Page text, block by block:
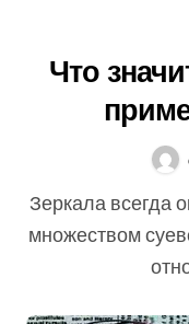
Что
Зеркала всегда окружались таинственностью и
множеством